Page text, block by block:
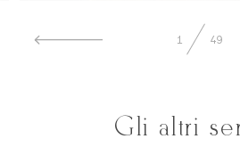
1 49
Gli altri